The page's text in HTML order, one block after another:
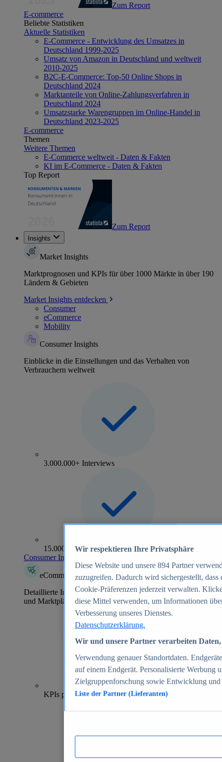
Zum Report
E-commerce
Beliebte Statistiken
Aktuelle Statistiken
E-Commerce - Entwicklung des Umsatzes in
Deutschland 1999-2025
Umsatz von Amazon in Deutschland und weltweit
2010-2025
B2C-E-Commerce: Top-50 Online Shops in
Deutschland 2024
Marktanteile von Online-Zahlungsverfahren in
Deutschland 2024
Umsatzstarke Warengruppen im Online-Handel in
Deutschland 2023-2025
E-commerce
Themen
Weitere Themen
E-Commerce weltweit - Daten & Fakten
KI im E-Commerce - Daten & Fakten
Top Report
Zum Report
Insights
Market Insights
Marktprognosen und KPIs für über 1000 Märkte in über 190
Ländern & Gebieten
Market Insights entdecken
Consumer
eCommerce
Mobility
Consumer Insights
Einblicke in die Einstellungen und das Verhalten von
Verbrauchern weltweit
3.000.000+ Interviews
15.000+ Marken
Consumer Insights entdecken
eCommerce Insights
Detaillierte Informationen zu mehr als 39.000 Online-Shops
und Marktplätzen
70+
KPIs pro Shop
Wir respektieren Ihre Privatsphäre
Diese Website und unsere 894 Partner
zuzugreifen. Dadurch wird sichergestellt,
Cookie-Präferenzen jederzeit verwalten.
diese Mittel verwenden, um Informationen
Verbesserung unseres Dienstes.
Datenschutzerklärung.
Wir und unsere Partner verarbeiten
Verwendung genauer Standortdaten.
auf einem Endgerät. Personalisierte Werbung
Zielgruppenforschung sowie Entwicklung
Liste der Partner (Lieferanten)